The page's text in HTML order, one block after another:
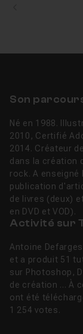
Son
Né en 1988.
2010, Certifié
2014. Créateur
dans la création
rock. A
publication
de livres (deux)
en DVD et VOD).
Activité sur
Antoine
et a produit 51
sur Photoshop,
de création ... À
ont été
1 254 votes.